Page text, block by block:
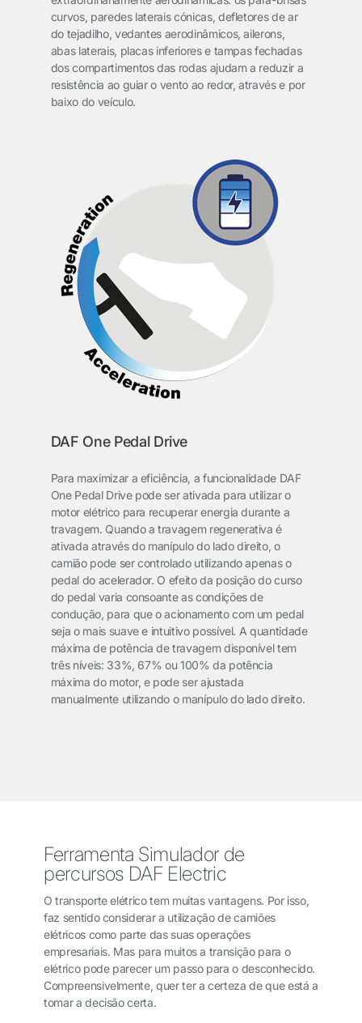
curvos, paredes laterais cónicas, defletores de ar
do tejadilho, vedantes aerodinâmicos, ailerons,
abas laterais, placas inferiores e tampas fechadas
dos compartimentos das rodas ajudam a reduzir a
resistência ao guiar o vento ao redor, através e por
baixo do veículo.
DAF One Pedal Drive
Para maximizar a eficiência, a funcionalidade DAF
One Pedal Drive pode ser ativada para utilizar o
motor elétrico para recuperar energia durante a
travagem. Quando a travagem regenerativa é
ativada através do manípulo do lado direito, o
camião pode ser controlado utilizando apenas o
pedal do acelerador. O efeito da posição do curso
do pedal varia consoante as condições de
condução, para que o acionamento com um pedal
seja o mais suave e intuitivo possível. A quantidade
máxima de potência de travagem disponível tem
três níveis: 33%, 67% ou 100% da potência
máxima do motor, e pode ser ajustada
manualmente utilizando o manípulo do lado direito.
Ferramenta Simulador de
percursos DAF Electric
O transporte elétrico tem muitas vantagens. Por isso,
faz sentido considerar a utilização de camiões
elétricos como parte das suas operações
empresariais. Mas para muitos a transição para o
elétrico pode parecer um passo para o desconhecido.
Compreensivelmente, quer ter a certeza de que está a
tomar a decisão certa.